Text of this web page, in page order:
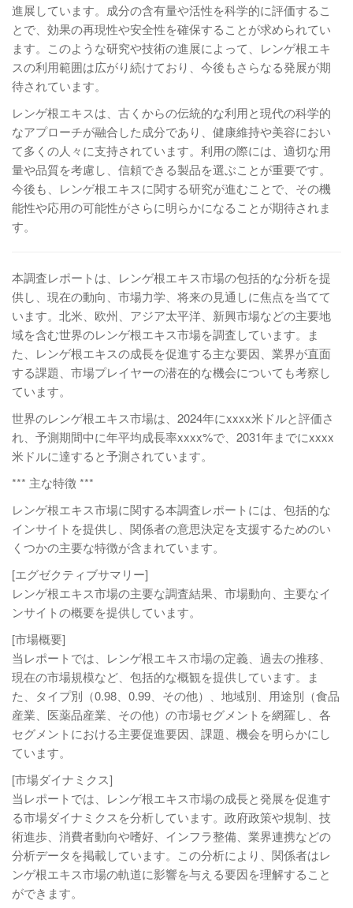
進展しています。成分の含有量や活性を科学的に評価するこ
とで、効果の再現性や安全性を確保することが求められてい
ます。このような研究や技術の進展によって、レンゲ根エキ
スの利用範囲は広がり続けており、今後もさらなる発展が期
待されています。
レンゲ根エキスは、古くからの伝統的な利用と現代の科学的
なアプローチが融合した成分であり、健康維持や美容におい
て多くの人々に支持されています。利用の際には、適切な用
量や品質を考慮し、信頼できる製品を選ぶことが重要です。
今後も、レンゲ根エキスに関する研究が進むことで、その機
能性や応用の可能性がさらに明らかになることが期待されま
す。
本調査レポートは、レンゲ根エキス市場の包括的な分析を提
供し、現在の動向、市場力学、将来の見通しに焦点を当てて
います。北米、欧州、アジア太平洋、新興市場などの主要地
域を含む世界のレンゲ根エキス市場を調査しています。ま
た、レンゲ根エキスの成長を促進する主な要因、業界が直面
する課題、市場プレイヤーの潜在的な機会についても考察し
ています。
世界のレンゲ根エキス市場は、2024年にxxxx米ドルと評価さ
れ、予測期間中に年平均成長率xxxx%で、2031年までにxxxx
米ドルに達すると予測されています。
*** 主な特徴 ***
レンゲ根エキス市場に関する本調査レポートには、包括的な
インサイトを提供し、関係者の意思決定を支援するためのい
くつかの主要な特徴が含まれています。
[エグゼクティブサマリー]
レンゲ根エキス市場の主要な調査結果、市場動向、主要なイ
ンサイトの概要を提供しています。
[市場概要]
当レポートでは、レンゲ根エキス市場の定義、過去の推移、
現在の市場規模など、包括的な概観を提供しています。ま
た、タイプ別（0.98、0.99、その他）、地域別、用途別（食品
産業、医薬品産業、その他）の市場セグメントを網羅し、各
セグメントにおける主要促進要因、課題、機会を明らかにし
ています。
[市場ダイナミクス]
当レポートでは、レンゲ根エキス市場の成長と発展を促進す
る市場ダイナミクスを分析しています。政府政策や規制、技
術進歩、消費者動向や嗜好、インフラ整備、業界連携などの
分析データを掲載しています。この分析により、関係者はレ
ンゲ根エキス市場の軌道に影響を与える要因を理解すること
ができます。